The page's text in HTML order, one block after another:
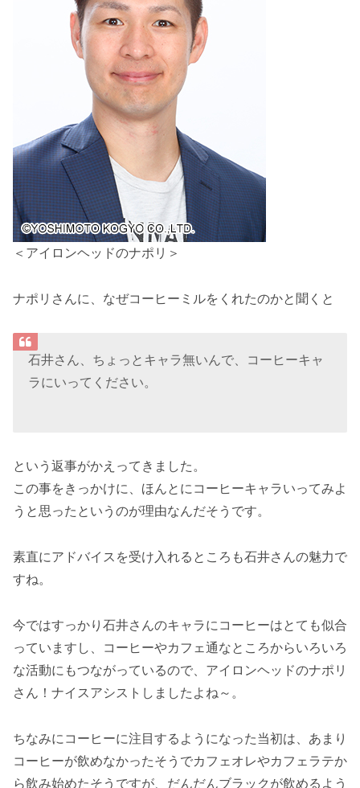
＜アイロンヘッドのナポリ＞
ナポリさんに、なぜコーヒーミルをくれたのかと聞くと
石井さん、ちょっとキャラ無いんで、コーヒーキャ
ラにいってください。
という返事がかえってきました。
この事をきっかけに、ほんとにコーヒーキャラいってみよ
うと思ったというのが理由なんだそうです。
素直にアドバイスを受け入れるところも石井さんの魅力で
すね。
今ではすっかり石井さんのキャラにコーヒーはとても似合
っていますし、コーヒーやカフェ通なところからいろいろ
な活動にもつながっているので、アイロンヘッドのナポリ
さん！ナイスアシストしましたよね～。
ちなみにコーヒーに注目するようになった当初は、あまり
コーヒーが飲めなかったそうでカフェオレやカフェラテか
ら飲み始めたそうですが、だんだんブラックが飲めるよう